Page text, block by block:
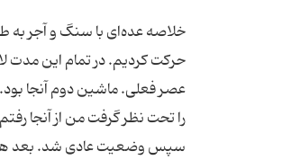
خلاصه عده‌ای با سنگ و آجر به
حرکت کردیم. در تمام این مدت
عصر فعلی. ماشین دوم آنجا
را تحت نظر گرفت من از آنجا